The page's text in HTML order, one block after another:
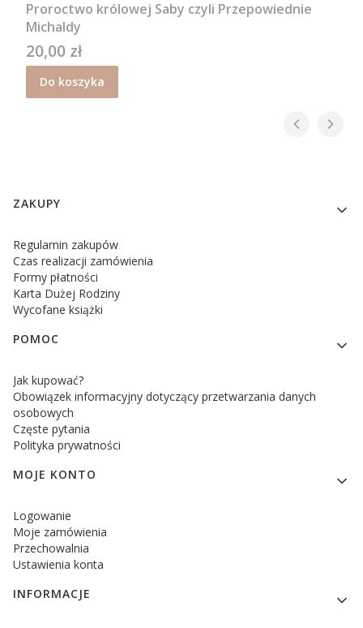
Proroctwo królowej Saby czyli Przepowiednie
Michaldy
Cena
20,00 zł
Do koszyka
Linki w stopce
ZAKUPY
Regulamin zakupów
Czas realizacji zamówienia
Formy płatności
Karta Dużej Rodziny
Wycofane książki
POMOC
Jak kupować?
Obowiązek informacyjny dotyczący przetwarzania danych
osobowych
Częste pytania
Polityka prywatności
MOJE KONTO
Logowanie
Moje zamówienia
Przechowalnia
Ustawienia konta
INFORMACJE